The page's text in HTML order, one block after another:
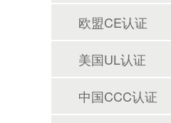
欧盟CE认证
美国UL认证
中国CCC认证